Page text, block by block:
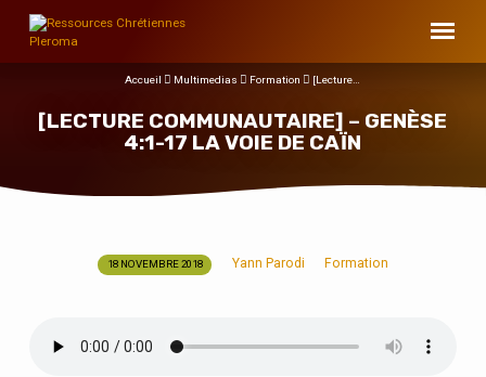
[LECTURE COMMUNAUTAIRE] – GENÈSE
4:1-17 LA VOIE DE CAÏN
Accueil Multimedias Formation [Lecture…
[LECTURE
GENÈSE
18 NOVEMBRE 2018 Yann Parodi Formation